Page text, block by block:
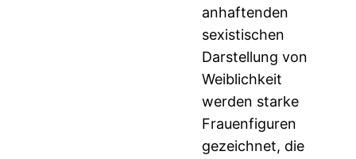
anhaftenden
sexistischen
Darstellung von
Weiblichkeit
werden starke
Frauenfiguren
gezeichnet, die